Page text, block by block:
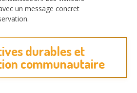
un message concret
durables et
communautaire